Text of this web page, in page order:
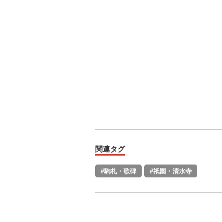
関連タグ
#駒札・歌碑 #祇園・清水寺